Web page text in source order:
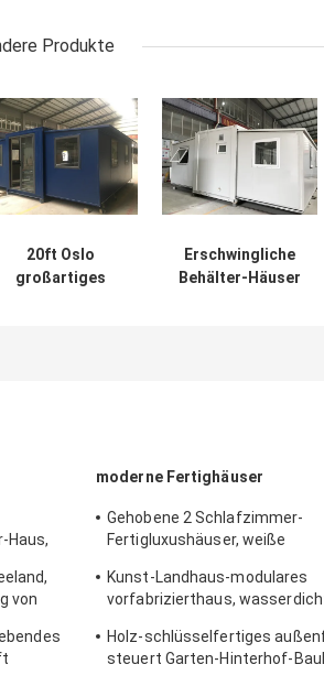
Produkte
20ft Oslo
großartiges
Erschwingliche
Behälter-Häuser
Haus,
von
moderne Fertighäuser
Gehobene 2 Schlafzimmer-
Fertigluxushäuser, weiße
Kunst-Landhaus-modulares
vorfabrizierthaus,
Holz-schlüsselfertiges
steuert Garten-Hinterhof-